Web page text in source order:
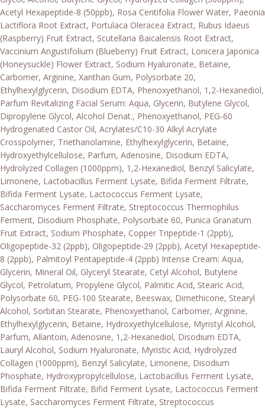
Acetyl Hexapeptide-8 (50ppb), Rosa Centifolia Flower Water, Paeonia
Lactiflora Root Extract, Portulaca Oleracea Extract, Rubus Idaeus
(Raspberry) Fruit Extract, Scutellaria Baicalensis Root Extract,
Vaccinium Angustifolium (Blueberry) Fruit Extract, Lonicera Japonica
(Honeysuckle) Flower Extract, Sodium Hyaluronate, Betaine,
Carbomer, Arginine, Xanthan Gum, Polysorbate 20,
Ethylhexylglycerin, Disodium EDTA, Phenoxyethanol, 1,2-Hexanediol,
Parfum Revitalizing Facial Serum: Aqua, Glycerin, Butylene Glycol,
Dipropylene Glycol, Alcohol Denat., Phenoxyethanol, PEG-60
Hydrogenated Castor Oil, Acrylates/C10-30 Alkyl Acrylate
Crosspolymer, Triethanolamine, Ethylhexylglycerin, Betaine,
Hydroxyethylcellulose, Parfum, Adenosine, Disodium EDTA,
Hydrolyzed Collagen (1000ppm), 1,2-Hexanediol, Benzyl Salicylate,
Limonene, Lactobacillus Ferment Lysate, Bifida Ferment Filtrate,
Bifida Ferment Lysate, Lactococcus Ferment Lysate,
Saccharomyces Ferment Filtrate, Streptococcus Thermophilus
Ferment, Disodium Phosphate, Polysorbate 60, Punica Granatum
Fruit Extract, Sodium Phosphate, Copper Tripeptide-1 (2ppb),
Oligopeptide-32 (2ppb), Oligopeptide-29 (2ppb), Acetyl Hexapeptide-
8 (2ppb), Palmitoyl Pentapeptide-4 (2ppb) Intense Cream: Aqua,
Glycerin, Mineral Oil, Glyceryl Stearate, Cetyl Alcohol, Butylene
Glycol, Petrolatum, Propylene Glycol, Palmitic Acid, Stearic Acid,
Polysorbate 60, PEG-100 Stearate, Beeswax, Dimethicone, Stearyl
Alcohol, Sorbitan Stearate, Phenoxyethanol, Carbomer, Arginine,
Ethylhexylglycerin, Betaine, Hydroxyethylcellulose, Myristyl Alcohol,
Parfum, Allantoin, Adenosine, 1,2-Hexanediol, Disodium EDTA,
Lauryl Alcohol, Sodium Hyaluronate, Myristic Acid, Hydrolyzed
Collagen (1000ppm), Benzyl Salicylate, Limonene, Disodium
Phosphate, Hydroxypropylcellulose, Lactobacillus Ferment Lysate,
Bifida Ferment Filtrate, Bifid Ferment Lysate, Lactococcus Ferment
Lysate, Saccharomyces Ferment Filtrate, Streptococcus